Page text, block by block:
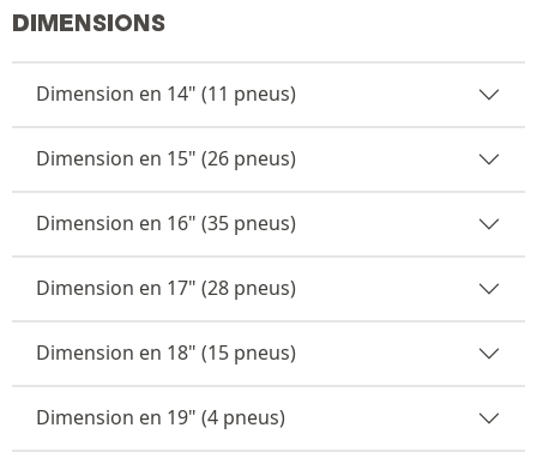
DIMENSIONS
Dimension en 14" (11 pneus)
Dimension en 15" (26 pneus)
Dimension en 16" (35 pneus)
Dimension en 17" (28 pneus)
Dimension en 18" (15 pneus)
Dimension en 19" (4 pneus)